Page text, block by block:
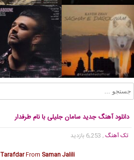
دانلود آهنگ جدید سامان جلیلی با نام طرفدار
تک آهنگ , 6,253 بازدید
TarafdarFrom Saman Jalili